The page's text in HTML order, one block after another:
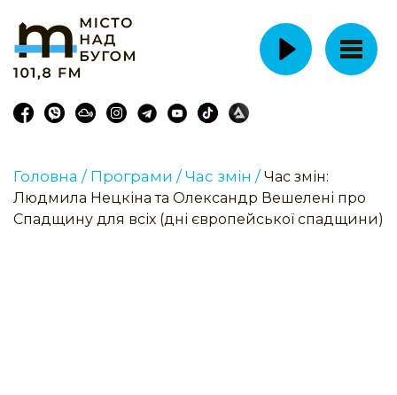
Головна / Програми / Час змін / Час змін:
Людмила Нецкіна та Олександр Вешелені про
Спадщину для всіх (дні європейської спадщини)